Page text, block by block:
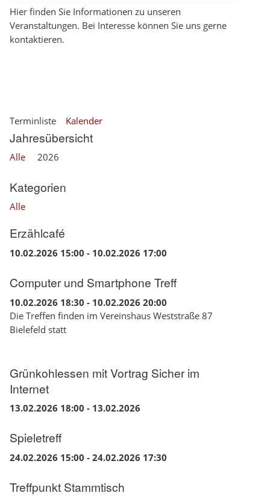
Infothek
Hier finden Sie Informationen zu unseren
Veranstaltungen. Bei Interesse können Sie uns gerne
kontaktieren.
Terminliste Kalender
Jahresübersicht
Alle 2026
Kategorien
Alle
Erzählcafé
10.02.2026 15:00 - 10.02.2026 17:00
Computer und Smartphone Treff
10.02.2026 18:30 - 10.02.2026 20:00
Die Treffen finden im Vereinshaus Weststraße 87
Bielefeld statt
Grünkohlessen mit Vortrag Sicher im
Internet
13.02.2026 18:00 - 13.02.2026
Spieletreff
24.02.2026 15:00 - 24.02.2026 17:30
Treffpunkt Stammtisch